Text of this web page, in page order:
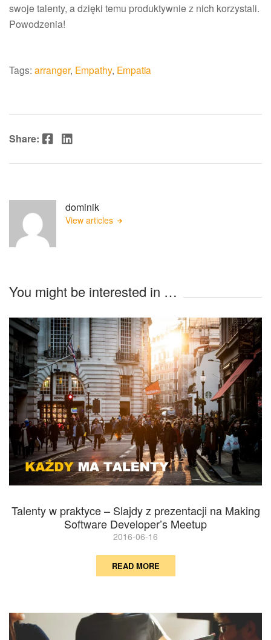
swoje talenty, a dzięki temu produktywnie z nich korzystali.
Powodzenia!
Tags: arranger, Empathy, Empatia
Share: Facebook LinkedIn
dominik
View articles
You might be interested in …
Talenty w praktyce – Slajdy z prezentacji na Making
Software Developer’s Meetup
2016-06-16
READ MORE